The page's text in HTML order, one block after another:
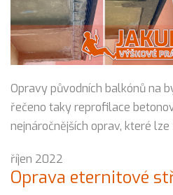
Opravy původních balkónů na
řečeno taky reprofilace
nejnáročnějších oprav, které
říjen 2022
Oprava eternitové